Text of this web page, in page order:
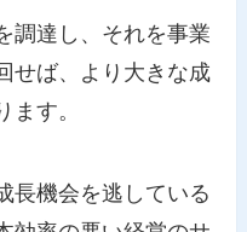
調達し、それを事業
せば、より大きな成
す。
長機会を逃している